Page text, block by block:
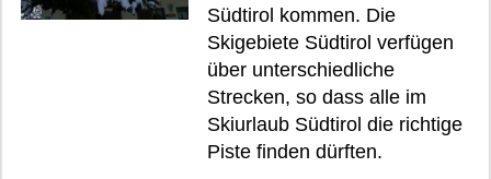
Südtirol kommen. Die
Skigebiete Südtirol verfügen
über unterschiedliche
Strecken, so dass alle im
Skiurlaub Südtirol die richtige
Piste finden dürften.